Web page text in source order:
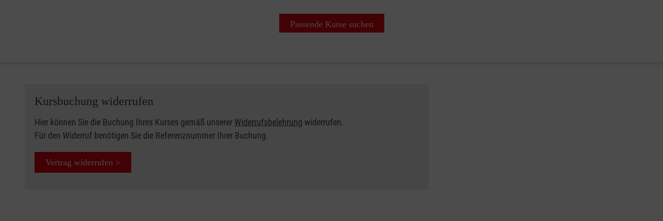
Passende Kurse suchen
Kursbuchung widerrufen
Hier können Sie die Buchung Ihres Kurses gemäß unserer Widerrufsbelehrung widerrufen.
Für den Widerruf benötigen Sie die Referenznummer Ihrer Buchung.
Vertrag widerrufen >